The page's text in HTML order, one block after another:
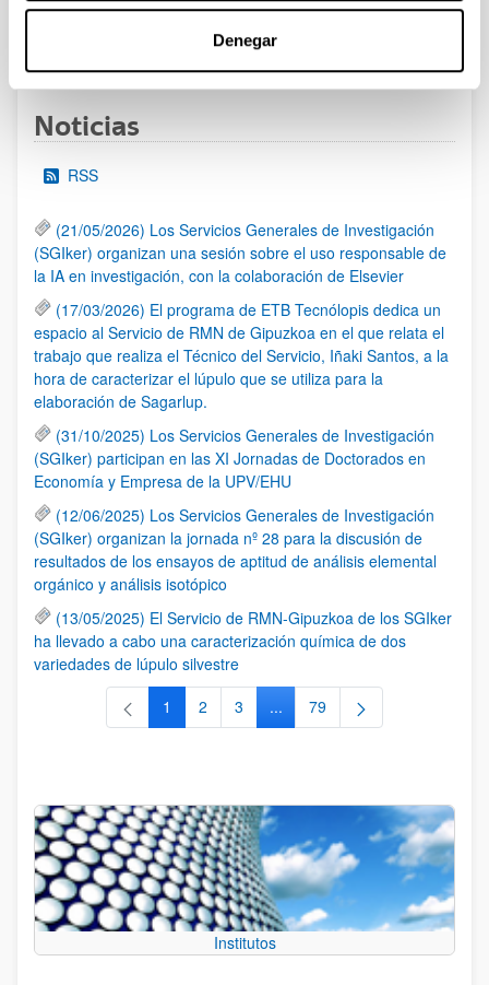
Denegar
PáginaPáginaPágina
3 ...Páginas intermedias Use TAB
Noticias
RSS
(21/05/2026) Los Servicios Generales de Investigación
(SGIker) organizan una sesión sobre el uso responsable de
la IA en investigación, con la colaboración de Elsevier
(17/03/2026) El programa de ETB Tecnólopis dedica un
espacio al Servicio de RMN de Gipuzkoa en el que relata el
trabajo que realiza el Técnico del Servicio, Iñaki Santos, a la
hora de caracterizar el lúpulo que se utiliza para la
elaboración de Sagarlup.
(31/10/2025) Los Servicios Generales de Investigación
(SGIker) participan en las XI Jornadas de Doctorados en
Economía y Empresa de la UPV/EHU
(12/06/2025) Los Servicios Generales de Investigación
(SGIker) organizan la jornada nº 28 para la discusión de
resultados de los ensayos de aptitud de análisis elemental
orgánico y análisis isotópico
(13/05/2025) El Servicio de RMN-Gipuzkoa de los SGIker
ha llevado a cabo una caracterización química de dos
variedades de lúpulo silvestre
Página
1 Página
2 Página
3 ...Páginas intermedias Use TAB
Página
79
Institutos